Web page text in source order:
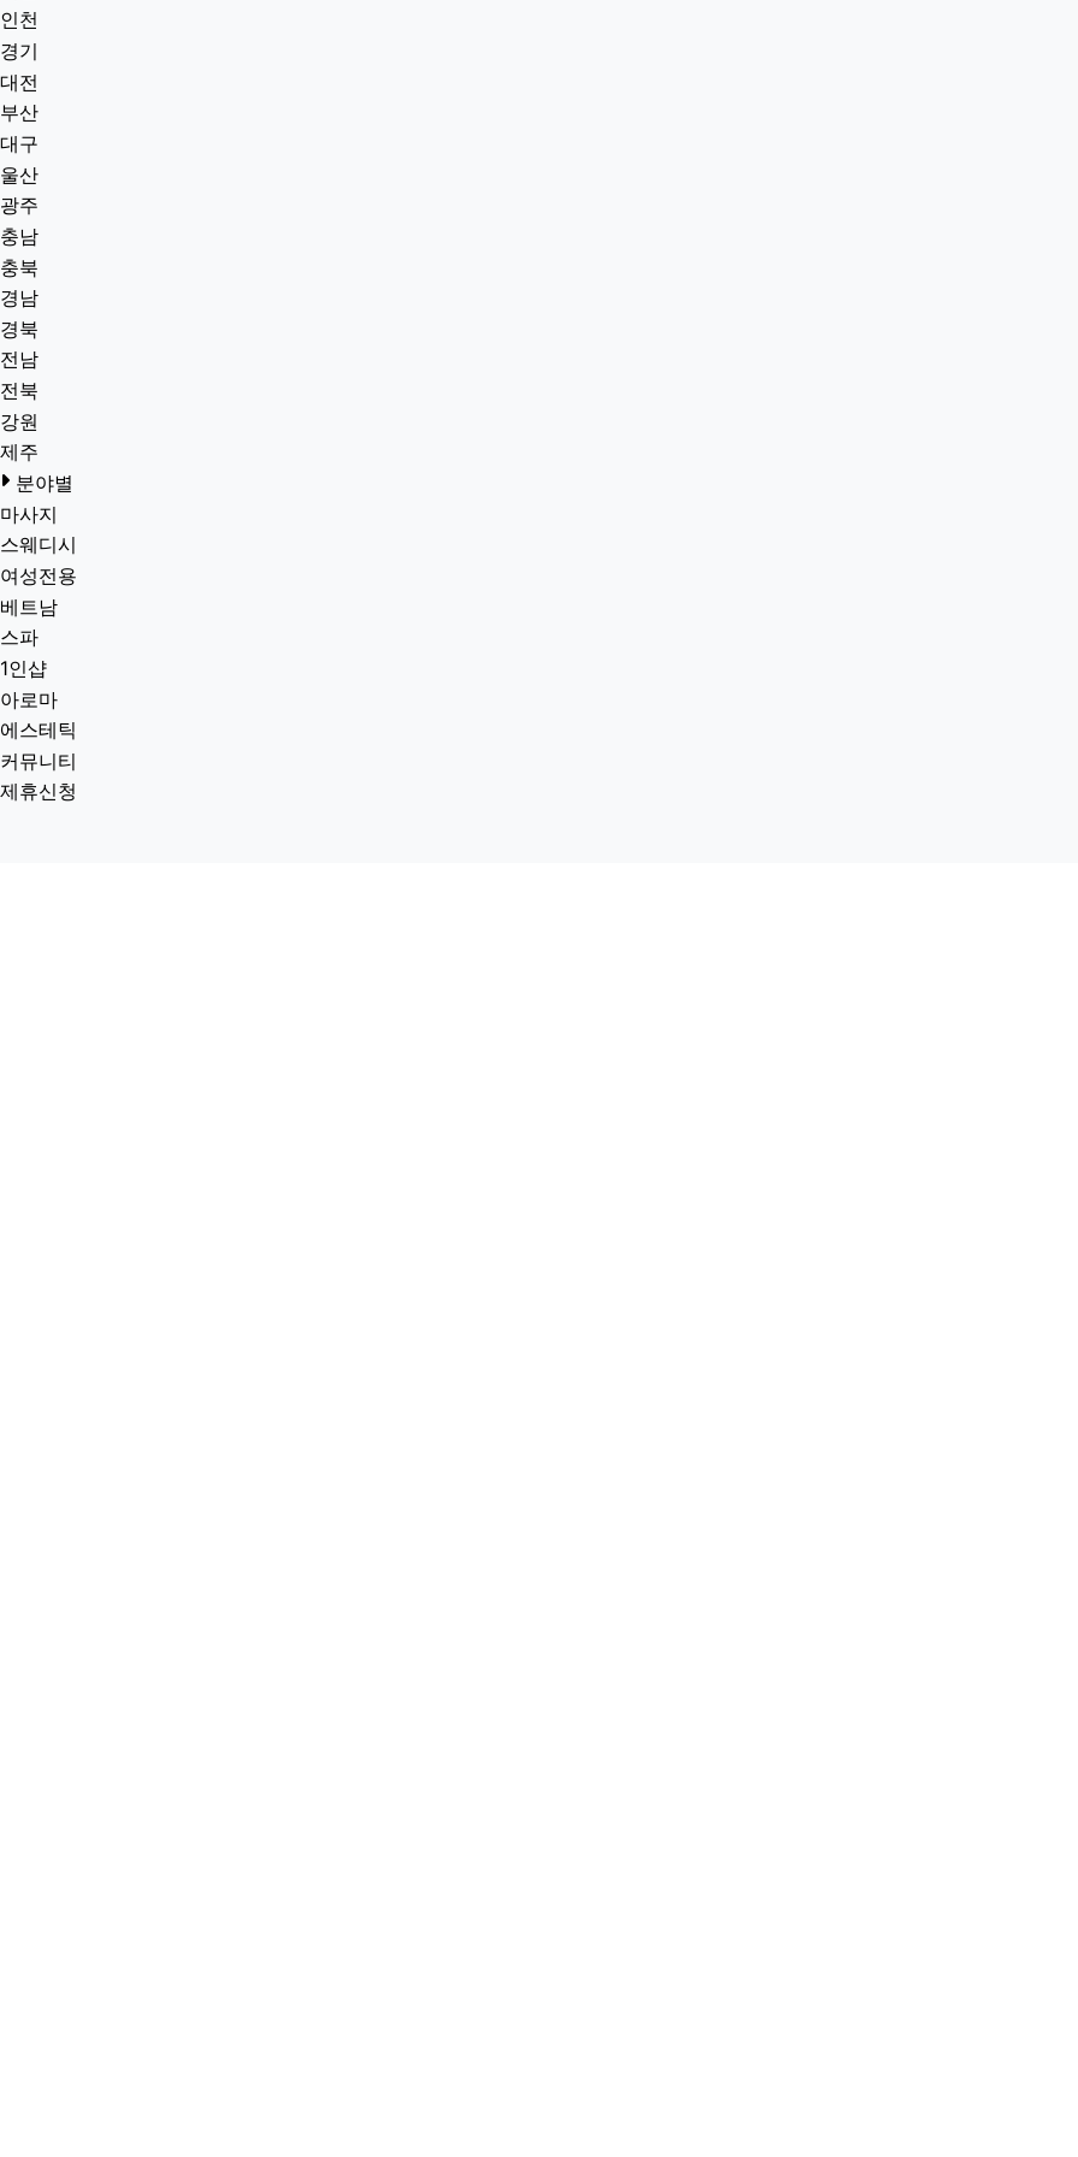
인천
경기
대전
부산
대구
울산
광주
충남
충북
경남
경북
전남
전북
강원
제주
분야별
마사지
스웨디시
여성전용
베트남
스파
1인샵
아로마
에스테틱
커뮤니티
제휴신청